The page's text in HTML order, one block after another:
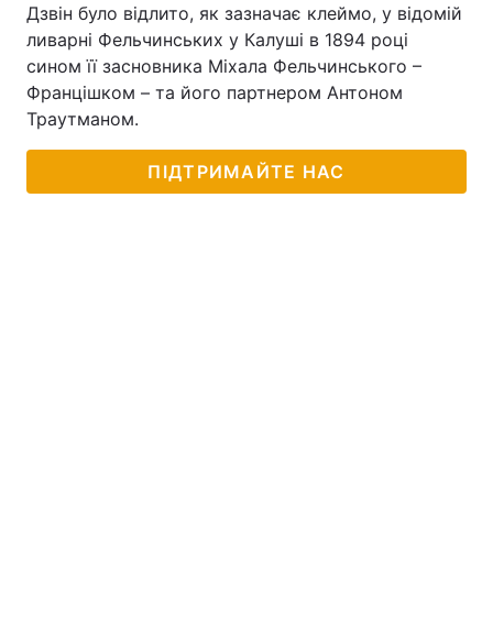
Дзвін було відлито, як зазначає клеймо, у відомій
ливарні Фельчинських у Калуші в 1894 році
сином її засновника Міхала Фельчинського –
Францішком – та його партнером Антоном
Траутманом.
ПІДТРИМАЙТЕ НАС